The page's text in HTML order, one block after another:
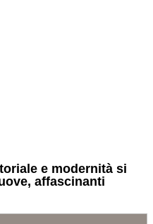
e modernità si
affascinanti